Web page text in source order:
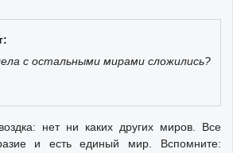
с остальными мирами сложились?
нет ни каких других миров. Все
и есть единый мир. Вспомните: